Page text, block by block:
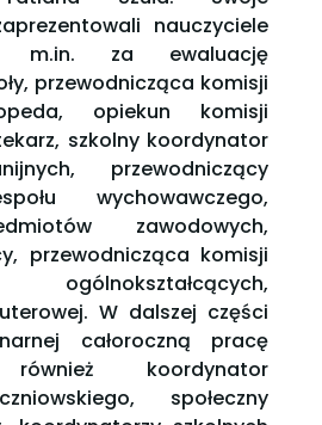
nauczyciele
m.in. za ewaluację
przewodnicząca komisji
opiekun komisji
szkolny koordynator
przewodniczący
wychowawczego,
zawodowych,
przewodnicząca komisji
W dalszej części
całoroczną pracę
również koordynator
społeczny